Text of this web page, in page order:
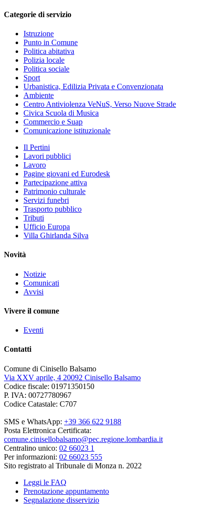
Categorie di servizio
Istruzione
Punto in Comune
Politica abitativa
Polizia locale
Politica sociale
Sport
Urbanistica, Edilizia Privata e Convenzionata
Ambiente
Centro Antiviolenza VeNuS, Verso Nuove Strade
Civica Scuola di Musica
Commercio e Suap
Comunicazione istituzionale
Il Pertini
Lavori pubblici
Lavoro
Pagine giovani ed Eurodesk
Partecipazione attiva
Patrimonio culturale
Servizi funebri
Trasporto pubblico
Tributi
Ufficio Europa
Villa Ghirlanda Silva
Novità
Notizie
Comunicati
Avvisi
Vivere il comune
Eventi
Contatti
Comune di Cinisello Balsamo
Via XXV aprile, 4 20092 Cinisello Balsamo
Codice fiscale: 01971350150
P. IVA: 00727780967
Codice Catastale: C707
SMS e WhatsApp: +39 366 622 9188
Posta Elettronica Certificata:
comune.cinisellobalsamo@pec.regione.lombardia.it
Centralino unico: 02 66023 1
Per informazioni: 02 66023 555
Sito registrato al Tribunale di Monza n. 2022
Leggi le FAQ
Prenotazione appuntamento
Segnalazione disservizio